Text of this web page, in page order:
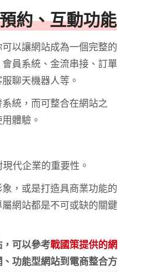
約、互動功能
以讓網站成為一個完整的
員系統、金流串接、訂單
聊天機器人等。
統，而可整合在網站之
體驗。
代企業的重要性。
，或是打造具商業功能的
網站都是不可或缺的關鍵
可以參考戰國策提供的網
功能型網站到電商整合方